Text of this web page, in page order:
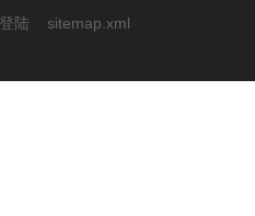
陆 sitemap.xml